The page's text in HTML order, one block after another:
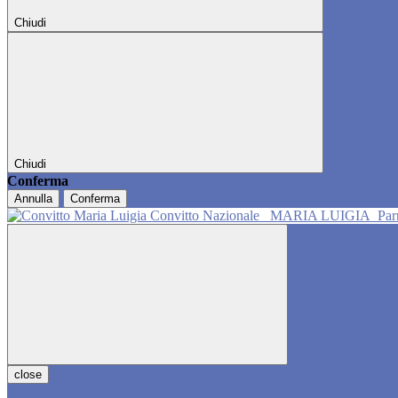
Chiudi
Chiudi
Conferma
Annulla Conferma
Convitto Nazionale MARIA LUIGIA
close